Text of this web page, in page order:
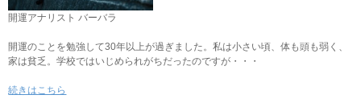
開運アナリスト バーバラ
開運のことを勉強して30年以上が過ぎました。私は小さい頃、体も頭も弱く、
家は貧乏。学校ではいじめられがちだったのですが・・・
続きはこちら